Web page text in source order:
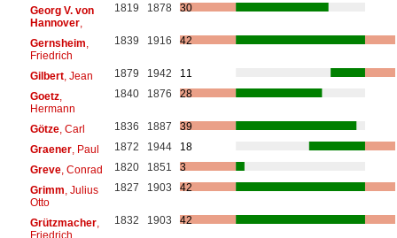
Georg V. von
Hannover,
1819 1878 30
Gernsheim
Friedrich
1839 1916 42
Gilbert, Jean 1879 1942
11
Goetz,
Hermann
1840 1876 28
Götze, Carl 1836 1887
39
Graener, Paul 1872 1944
18
Greve, Conrad 1820 1851
3
Grimm , Julius
Otto
1827 1903 42
Grützmacher,
Friedrich
1832 1903 42